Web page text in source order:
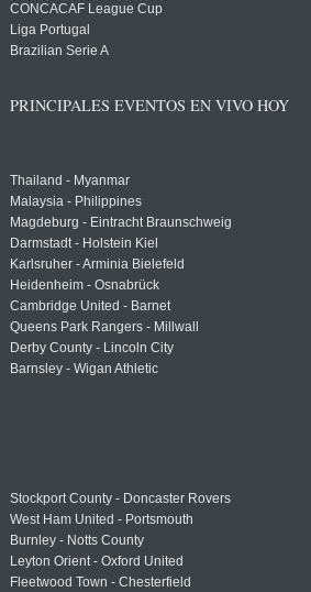
CONCACAF League Cup
Liga Portugal
Brazilian Serie A
PRINCIPALES EVENTOS EN VIVO HOY
Thailand - Myanmar
Malaysia - Philippines
Magdeburg - Eintracht Braunschweig
Darmstadt - Holstein Kiel
Karlsruher - Arminia Bielefeld
Heidenheim - Osnabrück
Cambridge United - Barnet
Queens Park Rangers - Millwall
Derby County - Lincoln City
Barnsley - Wigan Athletic
Stockport County - Doncaster Rovers
West Ham United - Portsmouth
Burnley - Notts County
Leyton Orient - Oxford United
Fleetwood Town - Chesterfield